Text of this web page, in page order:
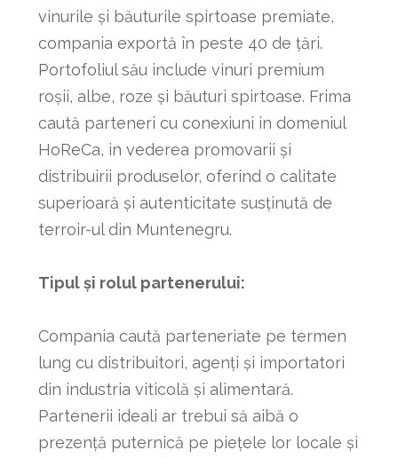
vinurile și băuturile spirtoase premiate,
compania exportă în peste 40 de țări.
Portofoliul său include vinuri premium
roșii, albe, roze și băuturi spirtoase. Frima
caută parteneri cu conexiuni in domeniul
HoReCa, in vederea promovarii și
distribuirii produselor, oferind o calitate
superioară și autenticitate susținută de
terroir-ul din Muntenegru.
Tipul și rolul partenerului:
Compania caută parteneriate pe termen
lung cu distribuitori, agenți și importatori
din industria viticolă și alimentară.
Partenerii ideali ar trebui să aibă o
prezență puternică pe piețele lor locale și